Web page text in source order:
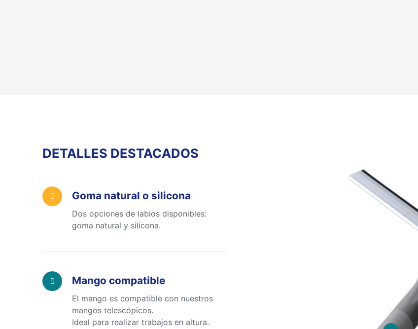
DETALLES DESTACADOS
Goma natural o silicona
Dos opciones de labios disponibles:
goma natural y silicona.
Mango compatible
El mango es compatible con nuestros
mangos telescópicos.
Ideal para realizar trabajos en altura.